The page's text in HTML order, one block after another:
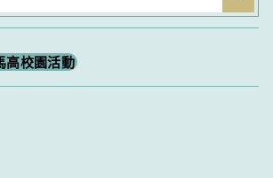
高校園活動